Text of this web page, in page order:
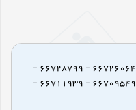
66725822 - 66709549 - 66726064 - 66728799 -
66721207 - 66726097 - 66709549 - 66711939 -